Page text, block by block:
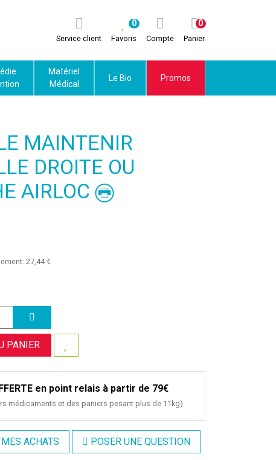
Service client Favoris
0
Compte Panier
0
Matériel
Médical
Le Bio Promos
MAINTENIR
DROITE OU
AIRLOC
27,44 €
PANIER
en point relais à partir de 79€
médicaments et des paniers pesant plus de 11kg)
ACHATS POSER UNE QUESTION